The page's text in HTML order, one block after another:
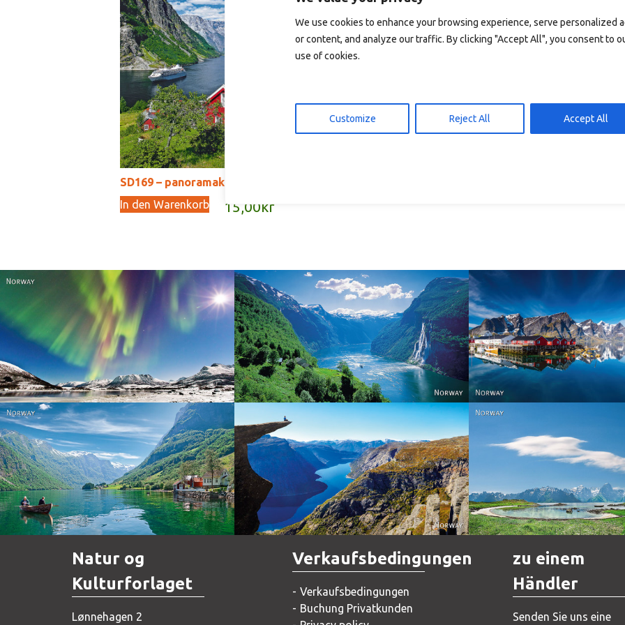
We use cookies to enhance your browsing experience, serve personalized
or content, and analyze our traffic. By clicking "Accept All", you consent to
use of cookies.
Customize Reject All Accept All
SD169 – panoramakort
15,00kr
In den Warenkorb
15,00kr
In den Warenkorb 15,00
In den Warenkorb
Norway Norway
Reine - Lofoten, Nord
Norway.
Norway Norway Norway
Natur og
Kulturforlaget
Lønnehagen 2
Verkaufsbedingungen
Verkaufsbedingungen
Buchung Privatkunden
zu einem
Händler
Senden Sie uns eine